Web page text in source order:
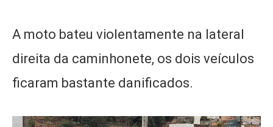
A moto bateu violentamente na lateral
direita da caminhonete, os dois veículos
ficaram bastante danificados.